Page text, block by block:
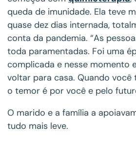
queda de imunidade. Ela teve
quase dez dias internada,
conta da pandemia. “As
toda paramentadas. Foi uma
complicada e nesse momento
voltar para casa. Quando você
o temor é por você e pelo
O marido e a família a
tudo mais leve.